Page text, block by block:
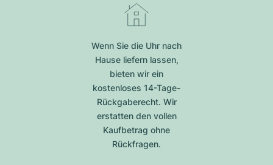
Wenn Sie die Uhr nach
Hause liefern lassen,
bieten wir ein
kostenloses 14-Tage-
Rückgaberecht. Wir
erstatten den vollen
Kaufbetrag ohne
Rückfragen.